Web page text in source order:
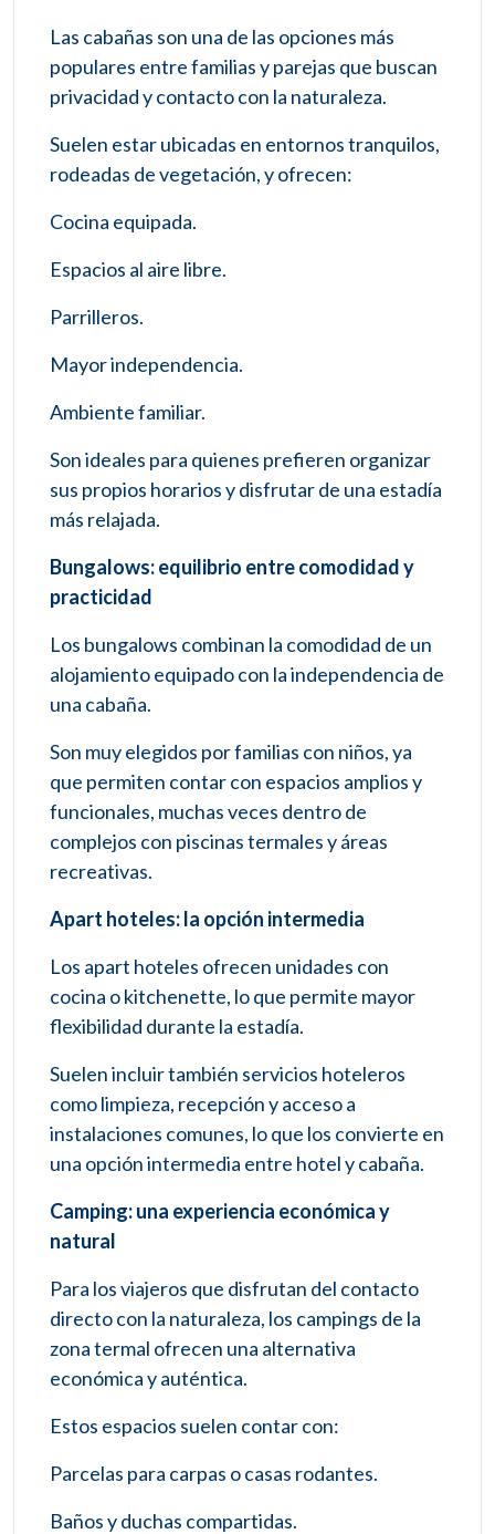
Las cabañas son una de las opciones más
populares entre familias y parejas que buscan
privacidad y contacto con la naturaleza.
Suelen estar ubicadas en entornos tranquilos,
rodeadas de vegetación, y ofrecen:
Cocina equipada.
Espacios al aire libre.
Parrilleros.
Mayor independencia.
Ambiente familiar.
Son ideales para quienes prefieren organizar
sus propios horarios y disfrutar de una estadía
más relajada.
Bungalows: equilibrio entre comodidad y
practicidad
Los bungalows combinan la comodidad de un
alojamiento equipado con la independencia de
una cabaña.
Son muy elegidos por familias con niños, ya
que permiten contar con espacios amplios y
funcionales, muchas veces dentro de
complejos con piscinas termales y áreas
recreativas.
Apart hoteles: la opción intermedia
Los apart hoteles ofrecen unidades con
cocina o kitchenette, lo que permite mayor
flexibilidad durante la estadía.
Suelen incluir también servicios hoteleros
como limpieza, recepción y acceso a
instalaciones comunes, lo que los convierte en
una opción intermedia entre hotel y cabaña.
Camping: una experiencia económica y
natural
Para los viajeros que disfrutan del contacto
directo con la naturaleza, los campings de la
zona termal ofrecen una alternativa
económica y auténtica.
Estos espacios suelen contar con:
Parcelas para carpas o casas rodantes.
Baños y duchas compartidas.